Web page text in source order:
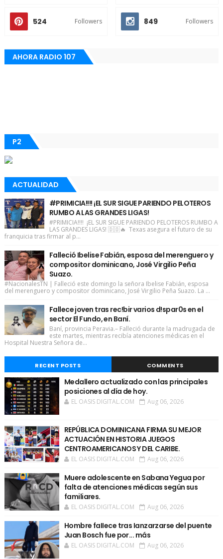
524 Followers 849 Followers
AHORA RADIO 107
P2
ACTUALIDAD
#PRIMICIA!!!! ¡EL SUR SIGUE PARIENDO PELOTEROS
RUMBO A LAS GRANDES LIGAS!
#PRIMICIA!!!! ¡EL SUR SIGUE PARIENDO PELOTEROS RUMBO A
LAS GRANDES LIGAS! 🇩🇴🔥 Texas asegura el futuro de su
franquicia tras firmar al p...
Falleció Ibelise Fabián, esposa del merenguero y
compositor dominicano, José Virgilio Peña
Suazo.
#NacionalesTN | Falleció este domingo la señora Ibelise Fabián, esposa
del merenguero y compositor dominicano, José Virgilio Peña Suazo. La ...
Fallece joven tras rec!bir varios d!spar0s en el
sector El Fundo, en Baní.
Baní, provincia Peravia.– Falleció durante la madrugada de
este martes, mientras recibía atenciones médicas en el
Hospital Nuestra Señora de...
RECENT POSTS COMMENTS
Medallero actualizado con las principales
posiciones al día de hoy.
EL OASIS DIGITAL.COM Aug 06, 2026
REPÚBLICA DOMINICANA FIRMA SU MEJOR
ACTUACIÓN EN HISTORIA JUEGOS
CENTROAMERICANOS Y DEL CARIBE.
EL OASIS DIGITAL.COM Aug 06, 2026
Muere adolescente en Sabana Yegua por
falta de atenciones médicas según sus
familiares.
EL OASIS DIGITAL.COM Aug 06, 2026
Hombre faIIece tras Ianzarzarse del puente
Juan Bosch fue por... más
EL OASIS DIGITAL.COM Aug 06, 2026